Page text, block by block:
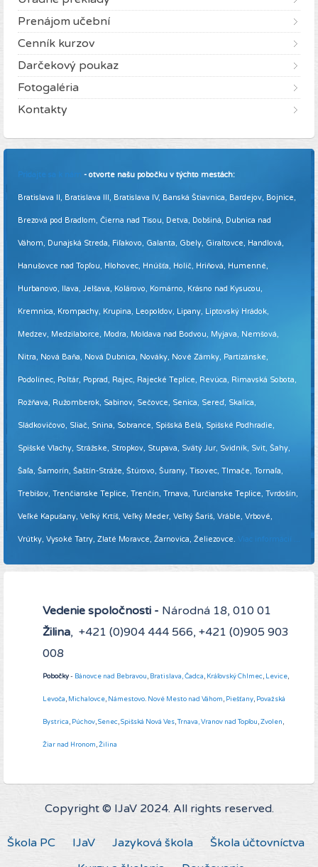
Prenájom učební
Cenník kurzov
Darčekový poukaz
Fotogaléria
Kontakty
Pridajte sa k nám - otvorte našu pobočku v týchto mestách:
Bratislava II, Bratislava III, Bratislava IV, Banská Štiavnica, Bardejov, Bojnice,
Brezová pod Bradlom, Čierna nad Tisou, Detva, Dobšiná, Dubnica nad
Váhom, Dunajská Streda, Fiľakovo, Galanta, Gbely, Giraltovce, Handlová,
Hanušovce nad Topľou, Hlohovec, Hnúšťa, Holíč, Hriňová, Humenné,
Hurbanovo, Ilava, Jelšava, Kolárovo, Komárno, Krásno nad Kysucou,
Kremnica, Krompachy, Krupina, Leopoldov, Lipany, Liptovský Hrádok,
Medzev, Medzilaborce, Modra, Moldava nad Bodvou, Myjava, Nemšová,
Nitra, Nová Baňa, Nová Dubnica, Nováky, Nové Zámky, Partizánske,
Podolínec, Poltár, Poprad, Rajec, Rajecké Teplice, Revúca, Rimavská Sobota,
Rožňava, Ružomberok, Sabinov, Sečovce, Senica, Sereď, Skalica,
Sládkovičovo, Sliač, Snina, Sobrance, Spišská Belá, Spišské Podhradie,
Spišské Vlachy, Strážske, Stropkov, Stupava, Svätý Jur, Svidník, Svit, Šahy,
Šaľa, Šamorín, Šaštín-Stráže, Štúrovo, Šurany, Tisovec, Tlmače, Tornaľa,
Trebišov, Trenčianske Teplice, Trenčín, Trnava, Turčianske Teplice, Tvrdošín,
Veľké Kapušany, Veľký Krtíš, Veľký Meder, Veľký Šariš, Vráble, Vrbové,
Vrútky, Vysoké Tatry, Zlaté Moravce, Žarnovica, Želiezovce. Viac informácií ...
Vedenie spoločnosti - Národná 18, 010 01
Žilina, +421 (0)904 444 566, +421 (0)905 903
008
Pobočky- Bánovce nad Bebravou, Bratislava,Čadca, Kráľovský Chlmec, Levice,
Levoča, Michalovce, Námestovo. Nové Mesto nad Váhom, Piešťany, Považská
Bystrica, Púchov,Senec,Spišská Nová Ves,Trnava,Vranov nad Topľou,Zvolen,
Žiar nad Hronom,Žilina
Copyright © IJaV 2024. All rights reserved.
Škola PC IJaV Jazyková škola
Škola účtovníctva